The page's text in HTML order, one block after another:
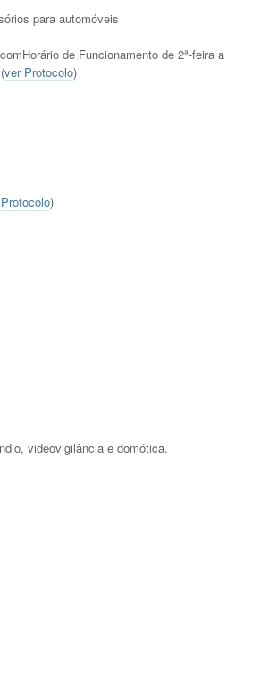
para automóveis
de Funcionamento de 2ª-feira a
ver Protocolo)
)
videovigilância e domótica.